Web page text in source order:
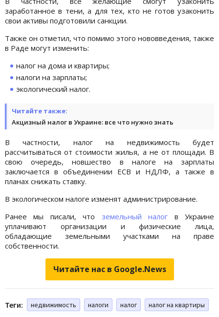
заработанное в тени, а для тех, кто не готов узаконить
свои активы подготовили санкции.
Также он отметил, что помимо этого нововведения, также
в Раде могут изменить:
налог на дома и квартиры;
налоги на зарплаты;
экологический налог.
Читайте также:
Акцизный налог в Украине: все что нужно знать
В частности, налог на недвижимость будет
рассчитываться от стоимости жилья, а не от площади. В
свою очередь, новшество в налоге на зарплаты
заключается в объединении ЕСB и НДЛФ, а также в
планах снижать ставку.
В экологическом налоге изменят администрирование.
Ранее мы писали, что земельный налог в Украине
уплачивают организации и физические лица,
обладающие земельными участками на праве
собственности.
Читайте нас в Google.News
Теги: недвижимость налоги налог налог на квартиры